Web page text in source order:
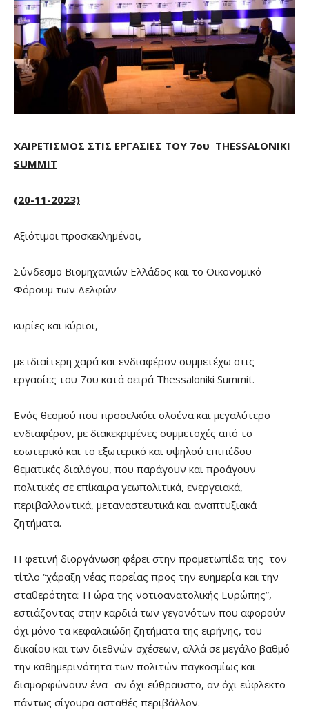
ΧΑΙΡΕΤΙΣΜΟΣ ΣΤΙΣ ΕΡΓΑΣΙΕΣ ΤΟΥ 7ου THESSALONIKI
SUMMIT
(20-11-2023)
Αξιότιμοι προσκεκλημένοι,
Σύνδεσμο Βιομηχανιών Ελλάδος και το Οικονομικό
Φόρουμ των Δελφών
κυρίες και κύριοι,
με ιδιαίτερη χαρά και ενδιαφέρον συμμετέχω στις
εργασίες του 7ου κατά σειρά Thessaloniki Summit.
Ενός θεσμού που προσελκύει ολοένα και μεγαλύτερο
ενδιαφέρον, με διακεκριμένες συμμετοχές από το
εσωτερικό και το εξωτερικό και υψηλού επιπέδου
θεματικές διαλόγου, που παράγουν και προάγουν
πολιτικές σε επίκαιρα γεωπολιτικά, ενεργειακά,
περιβαλλοντικά, μεταναστευτικά και αναπτυξιακά
ζητήματα.
Η φετινή διοργάνωση φέρει στην προμετωπίδα της τον
τίτλο “χάραξη νέας πορείας προς την ευημερία και την
σταθερότητα: Η ώρα της νοτιοανατολικής Ευρώπης”,
εστιάζοντας στην καρδιά των γεγονότων που αφορούν
όχι μόνο τα κεφαλαιώδη ζητήματα της ειρήνης, του
δικαίου και των διεθνών σχέσεων, αλλά σε μεγάλο βαθμό
την καθημερινότητα των πολιτών παγκοσμίως και
διαμορφώνουν ένα -αν όχι εύθραυστο, αν όχι εύφλεκτο-
πάντως σίγουρα ασταθές περιβάλλον.